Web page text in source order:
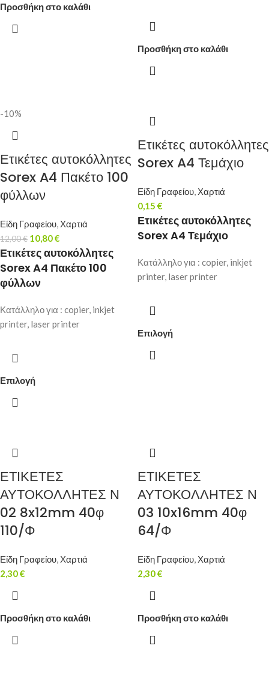
Προσθήκη στο καλάθι
Προσθήκη στο καλάθι
-10%
Ετικέτες αυτοκόλλητες
Sorex A4 Πακέτο 100
φύλλων
Είδη Γραφείου, Χαρτιά
12,00€ 10,80€
Ετικέτες αυτοκόλλητες
Sorex A4 Πακέτο 100
φύλλων
Κατάλληλο για : copier, inkjet
printer, laser printer
Επιλογή
Ετικέτες αυτοκόλλητες
Sorex A4 Τεμάχιο
Είδη Γραφείου, Χαρτιά
0,15 €
Ετικέτες αυτοκόλλητες
Sorex A4 Τεμάχιο
Κατάλληλο για : copier, inkjet
printer, laser printer
Επιλογή
ΕΤΙΚΕΤΕΣ
ΑΥΤΟΚΟΛΛΗΤΕΣ Ν
02 8x12mm 40φ
110/Φ
Είδη Γραφείου, Χαρτιά
2,30€
Προσθήκη στο καλάθι
ΕΤΙΚΕΤΕΣ
ΑΥΤΟΚΟΛΛΗΤΕΣ Ν
03 10x16mm 40φ
64/Φ
Είδη Γραφείου, Χαρτιά
2,30€
Προσθήκη στο καλάθι